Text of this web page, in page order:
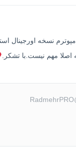
نسخه اورجینال
اصلا مهم نیست.با تشکر.
: